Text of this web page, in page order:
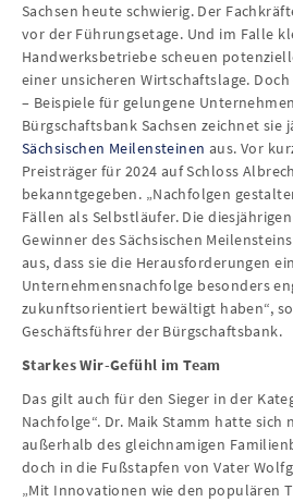
Sachsen heute schwierig. Der
vor der Führungsetage. Und im Falle
Handwerksbetriebe scheuen
einer unsicheren Wirtschaftslage.
– Beispiele für gelungene
Bürgschaftsbank Sachsen zeichnet sie
Sächsischen Meilensteinen aus. Vor
Preisträger für 2024 auf Schloss
bekanntgegeben. „Nachfolgen
Fällen als Selbstläufer. Die
Gewinner des Sächsischen
aus, dass sie die Herausforderungen
Unternehmensnachfolge besonders
zukunftsorientiert bewältigt haben“, so
Geschäftsführer der Bürgschaftsbank.
Starkes Wir-Gefühl im Team
Das gilt auch für den Sieger in der
Nachfolge“. Dr. Maik Stamm hatte sich
außerhalb des gleichnamigen
doch in die Fußstapfen von Vater
„Mit Innovationen wie den populären